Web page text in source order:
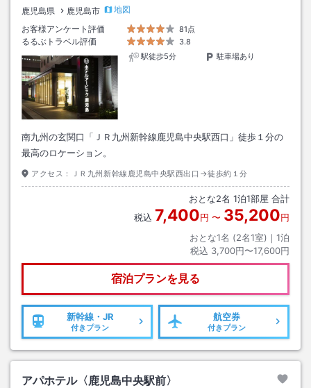
鹿児島県 鹿児島市
地図
お客様アンケート評価
81点
るるぶトラベル評価
3.8
駅徒歩5分
駐車場あり
南九州の玄関口「ＪＲ九州新幹線鹿児島中央駅西口」徒歩１分の
最高のロケーション。
アクセス： ＪＲ九州新幹線鹿児島中央駅西出口→徒歩約１分
おとな2名 1泊1部屋 合計
税込 7,400円 〜 35,200円
おとな1名 (2名1室)｜ 1泊
税込 3,700円〜17,600円
宿泊プランを見る
新幹線・JR
付きプラン
航空券
付きプラン
アパホテル〈鹿児島中央駅前〉